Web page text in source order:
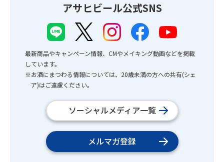
アサヒビール公式SNS
最新商品やキャンペーン情報、CMやメイキング動画などを掲載
しています。
※お酒にまつわる情報については、20歳未満の方への共有(シェ
ア)はご遠慮ください。
ソーシャルメディア一覧
メルマガ登録